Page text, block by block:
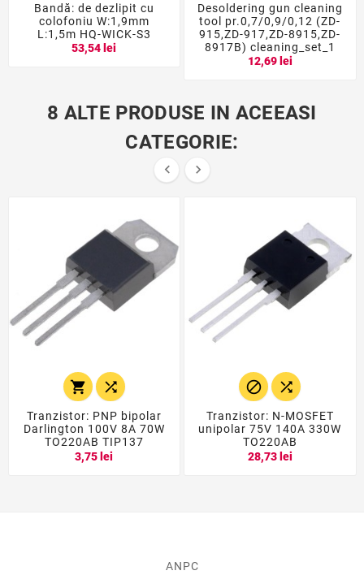
Bandă: de dezlipit cu
colofoniu W:1,9mm
L:1,5m HQ-WICK-S3
53,54 lei
Desoldering gun cleaning
tool pr.0,7/0,9/0,12 (ZD-
915,ZD-917,ZD-8915,ZD-
8917B) cleaning_set_1
12,69 lei
8 ALTE PRODUSE IN ACEEASI
CATEGORIE:
 
 
Tranzistor: PNP bipolar
Darlington 100V 8A 70W
TO220AB TIP137
3,75 lei
 
Tranzistor: N-MOSFET
unipolar 75V 140A 330W
TO220AB
28,73 lei
ANPC